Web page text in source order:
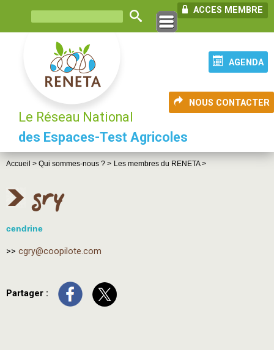
ACCES MEMBRE
AGENDA
NOUS CONTACTER
Le Réseau National
des Espaces-Test Agricoles
Accueil > Qui sommes-nous ? > Les membres du RENETA >
gry
cendrine
>> cgry@coopilote.com
Partager :